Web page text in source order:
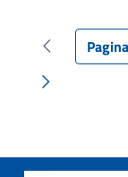
PaginaPagina
Pagina